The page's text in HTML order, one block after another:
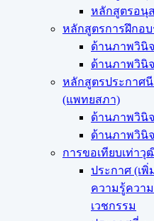
หลักสูตรอนุ
หลักสูตรการฝึกอ
ด้านภาพวินิ
ด้านภาพวินิ
หลักสูตรประกาศ
(แพทยสภา)
ด้านภาพวินิ
ด้านภาพวินิ
การขอเทียบเท่า​
ประกาศ (เ
ความรู้ควา
เวชกรรม